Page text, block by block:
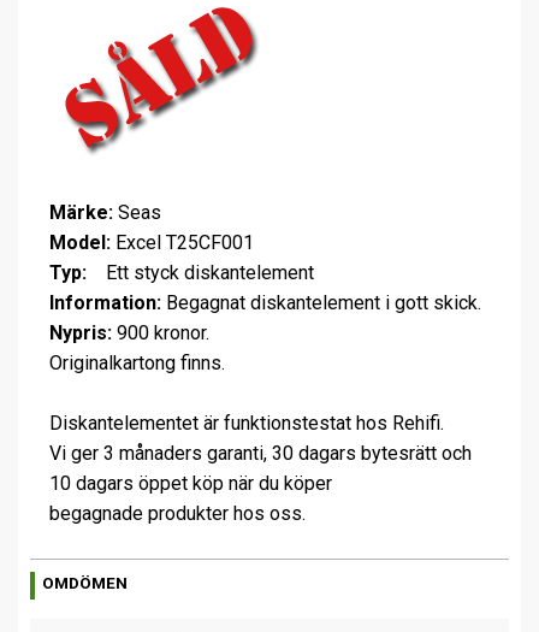
Märke: Seas
Model: Excel T25CF001
Typ:
Ett styck diskantelement
Information: Begagnat diskantelement i gott skick.
Nypris: 900 kronor.
Originalkartong finns.
Diskantelementet är funktionstestat hos Rehifi.
Vi ger 3 månaders garanti, 30 dagars bytesrätt och
10 dagars öppet köp när du köper
begagnade produkter hos oss.
OMDÖMEN